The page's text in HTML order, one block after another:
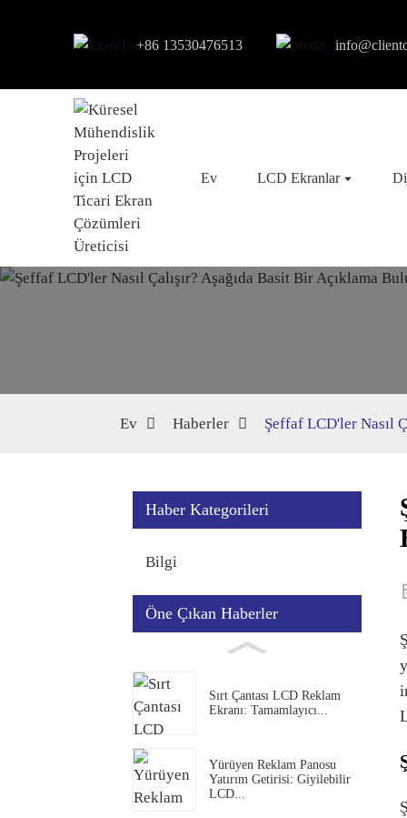
+86 13530476513
Ev LCD Ekranlar
Ev Haberler Şeffaf LCD'ler Nasıl
Haber Kategorileri
Bilgi
Öne Çıkan Haberler
Sırt Çantası LCD Reklam
Ekranı: Tamamlayıcı...
Yürüyen Reklam Panosu
Yatırım Getirisi: Giyilebilir
LCD...